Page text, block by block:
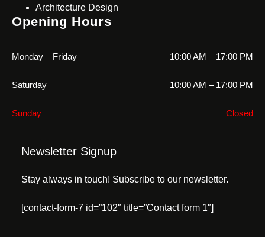
Architecture Design
Opening Hours
Monday – Friday 10:00 AM – 17:00 PM
Saturday 10:00 AM – 17:00 PM
Sunday Closed
Newsletter Signup
Stay always in touch! Subscribe to our newsletter.
[contact-form-7 id=”102″ title=”Contact form 1″]